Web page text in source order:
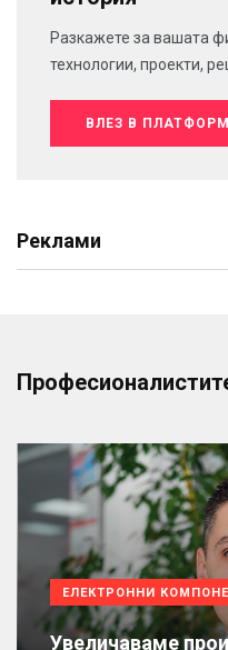
Разкажете за вашата
технологии, проекти,
ВЛЕЗ В
Реклами
ЕЛЕКТРОННИ
Увеличаваме